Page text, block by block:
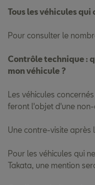
Tous les véhicules qui
Pour consulter le
Contrôle technique :
mon véhicule ?
Les véhicules
feront l'objet d'une
Une contre-visite
Pour les véhicules qui
Takata, une mention